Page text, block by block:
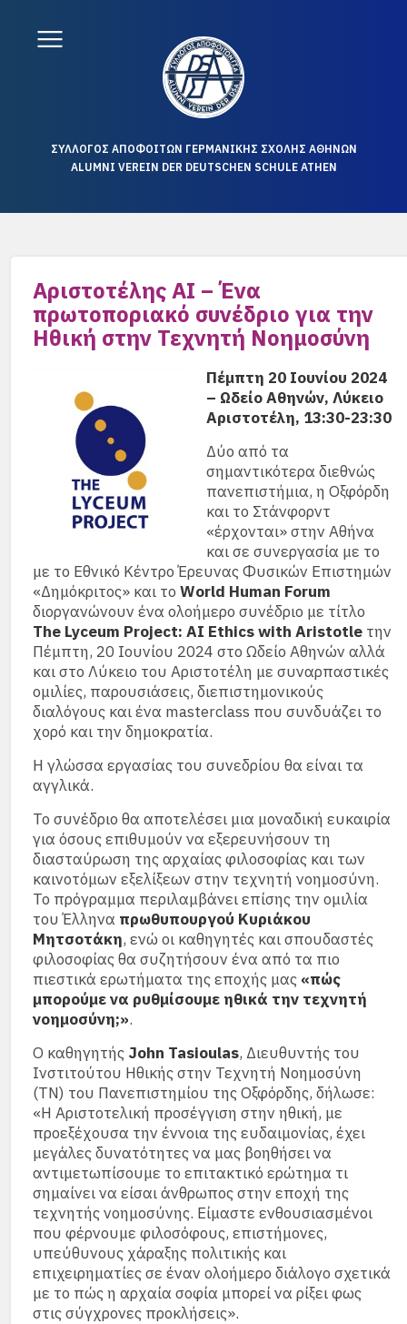
ΣΥΛΛΟΓΟΣ ΑΠΟΦΟΙΤΩΝ ΓΕΡΜΑΝΙΚΗΣ ΣΧΟΛΗΣ ΑΘΗΝΩΝ
ALUMNI VEREIN DER DEUTSCHEN SCHULE ATHEN
Αριστοτέλης ΑΙ – Ένα
πρωτοποριακό συνέδριο για την
Ηθική στην Τεχνητή Νοημοσύνη
Πέμπτη 20 Ιουνίου 2024
– Ωδείο Αθηνών, Λύκειο
Αριστοτέλη, 13:30-23:30
Δύο από τα
σημαντικότερα διεθνώς
πανεπιστήμια, η Οξφόρδη
και το Στάνφορντ
«έρχονται» στην Αθήνα
και σε συνεργασία με το
με το Εθνικό Κέντρο Έρευνας Φυσικών Επιστημών
«Δημόκριτος» και το World Human Forum
διοργανώνουν ένα ολοήμερο συνέδριο με τίτλο
The Lyceum Project: AI Ethics with Aristotle την
Πέμπτη, 20 Ιουνίου 2024 στο Ωδείο Αθηνών αλλά
και στο Λύκειο του Αριστοτέλη με συναρπαστικές
ομιλίες, παρουσιάσεις, διεπιστημονικούς
διαλόγους και ένα masterclass που συνδυάζει το
χορό και την δημοκρατία.
Η γλώσσα εργασίας του συνεδρίου θα είναι τα
αγγλικά.
Το συνέδριο θα αποτελέσει μια μοναδική ευκαιρία
για όσους επιθυμούν να εξερευνήσουν τη
διασταύρωση της αρχαίας φιλοσοφίας και των
καινοτόμων εξελίξεων στην τεχνητή νοημοσύνη.
Το πρόγραμμα περιλαμβάνει επίσης την ομιλία
του Έλληνα πρωθυπουργού Κυριάκου
Μητσοτάκη, ενώ οι καθηγητές και σπουδαστές
φιλοσοφίας θα συζητήσουν ένα από τα πιο
πιεστικά ερωτήματα της εποχής μας «πώς
μπορούμε να ρυθμίσουμε ηθικά την τεχνητή
νοημοσύνη;».
Ο καθηγητής John Tasioulas, Διευθυντής του
Ινστιτούτου Ηθικής στην Τεχνητή Νοημοσύνη
(TN) του Πανεπιστημίου της Οξφόρδης, δήλωσε:
«Η Αριστοτελική προσέγγιση στην ηθική, με
προεξέχουσα την έννοια της ευδαιμονίας, έχει
μεγάλες δυνατότητες να μας βοηθήσει να
αντιμετωπίσουμε το επιτακτικό ερώτημα τι
σημαίνει να είσαι άνθρωπος στην εποχή της
τεχνητής νοημοσύνης. Είμαστε ενθουσιασμένοι
που φέρνουμε φιλοσόφους, επιστήμονες,
υπεύθυνους χάραξης πολιτικής και
επιχειρηματίες σε έναν ολοήμερο διάλογο σχετικά
με το πώς η αρχαία σοφία μπορεί να ρίξει φως
στις σύγχρονες προκλήσεις».